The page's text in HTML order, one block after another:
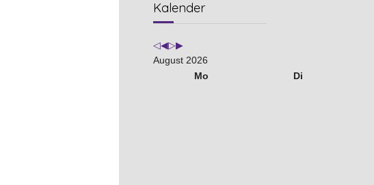
Kalender
Jahr
Monat
Jahr
Monat
August 2026
Mo
Di